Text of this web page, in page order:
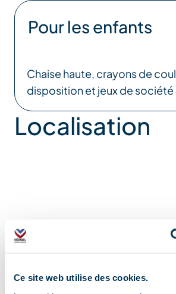
Ce site web utilise des cookies.
Pour les enfants
Chaise haute, crayons de
disposition et jeux de société
Localisation